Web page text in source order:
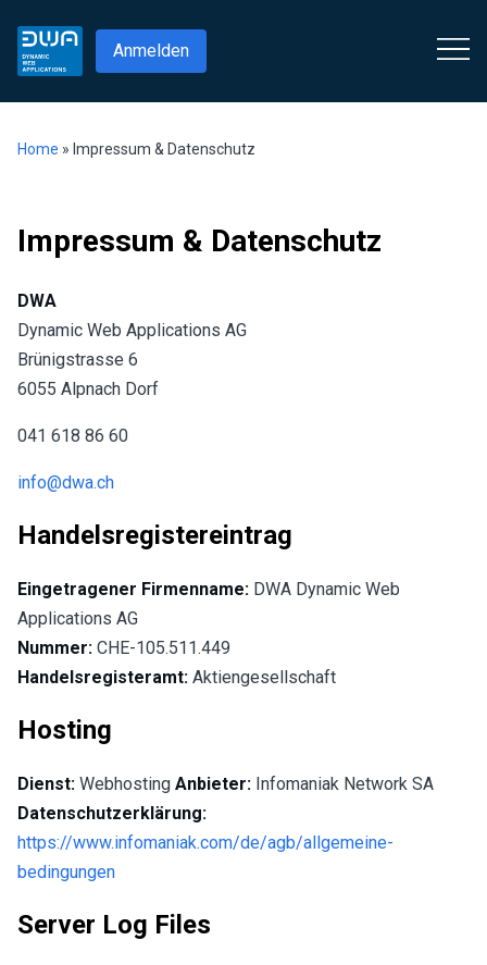
Anmelden
Home » Impressum & Datenschutz
Impressum & Datenschutz
DWA
Dynamic Web Applications AG
Brünigstrasse 6
6055 Alpnach Dorf
041 618 86 60
info@dwa.ch
Handelsregistereintrag
Eingetragener Firmenname: DWA Dynamic Web
Applications AG
Nummer: CHE-105.511.449
Handelsregisteramt: Aktiengesellschaft
Hosting
Dienst: Webhosting Anbieter: Infomaniak Network SA
Datenschutzerklärung:
https://www.infomaniak.com/de/agb/allgemeine-
bedingungen
Server Log Files